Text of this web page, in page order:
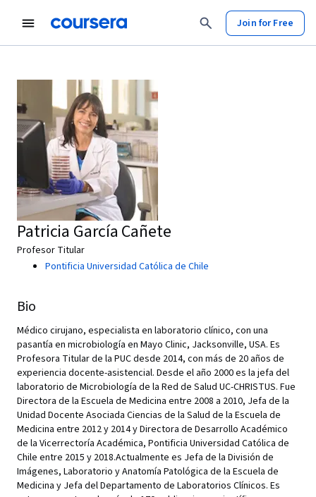
Join for Free
Patricia García Cañete
Profesor Titular
Pontificia Universidad Católica de Chile
Bio
Médico cirujano, especialista en laboratorio clínico, con una
pasantía en microbiología en Mayo Clinic, Jacksonville, USA. Es
Profesora Titular de la PUC desde 2014, con más de 20 años de
experiencia docente-asistencial. Desde el año 2000 es la jefa del
laboratorio de Microbiología de la Red de Salud UC-CHRISTUS. Fue
Directora de la Escuela de Medicina entre 2008 a 2010, Jefa de la
Unidad Docente Asociada Ciencias de la Salud de la Escuela de
Medicina entre 2012 y 2014 y Directora de Desarrollo Académico
de la Vicerrectoría Académica, Pontificia Universidad Católica de
Chile entre 2015 y 2018.Actualmente es Jefa de la División de
Imágenes, Laboratorio y Anatomía Patológica de la Escuela de
Medicina y Jefa del Departamento de Laboratorios Clínicos. Es